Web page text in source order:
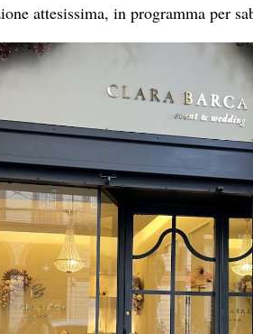
attesissima, in programma per